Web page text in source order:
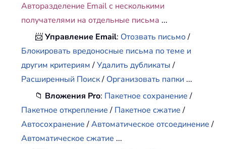
Авторазделение Email с несколькими
получателями на отдельные письма ...
📨Управление Email: Отозвать письмо/
Блокировать вредоносные письма по теме и
другим критериям/Удалить дубликаты/
Расширенный Поиск/ Организовать папки ...
📁 Вложения Pro: Пакетное сохранение/
Пакетное открепление/ Пакетное сжатие/
Автосохранение/Автоматическое отсоединение/
Автоматическое сжатие ...